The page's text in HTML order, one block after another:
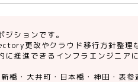
ションです。
更改やクラウド移行方針整理
推進できるインフラエンジニア
橋・大井町・日本橋・神田・表参